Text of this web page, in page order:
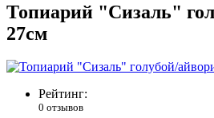
Топиарий "Сизаль"
27см
Рейтинг:
0 отзывов